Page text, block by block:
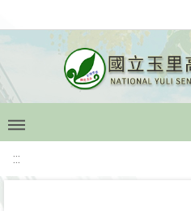
:::